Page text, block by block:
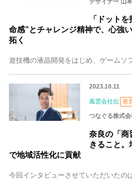
「ドット
命感”とチャレンジ精神で、心強
拓く
2023.10.11
風雲会社伝 奈
つなぐる株式
奈良の「商
きること。
で地域活性化に貢献